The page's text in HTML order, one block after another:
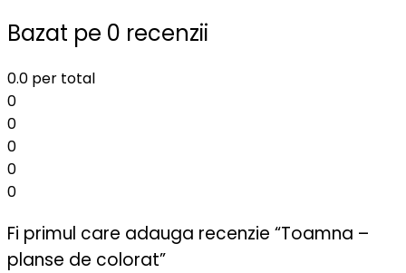
Bazat pe 0 recenzii
0.0 per total
0
0
0
0
0
Fi primul care adauga recenzie “Toamna –
planse de colorat”